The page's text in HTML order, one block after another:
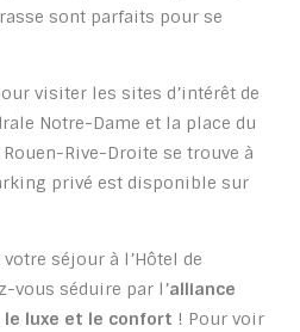
sont parfaits pour se
visiter les sites d’intérêt de
Notre-Dame et la place du
Rive-Droite se trouve à
privé est disponible sur
séjour à l’Hôtel de
vous séduire par l’alliance
luxe et le confort ! Pour voir